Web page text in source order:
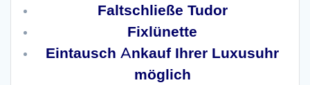
Faltschließe Tudor
Fixlünette
Eintausch Ankauf Ihrer Luxusuhr
möglich